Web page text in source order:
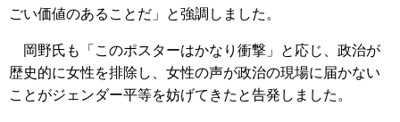
ごい価値のあることだ」と強調しました。
岡野氏も「このポスターはかなり衝撃」と応じ、政治が
歴史的に女性を排除し、女性の声が政治の現場に届かない
ことがジェンダー平等を妨げてきたと告発しました。